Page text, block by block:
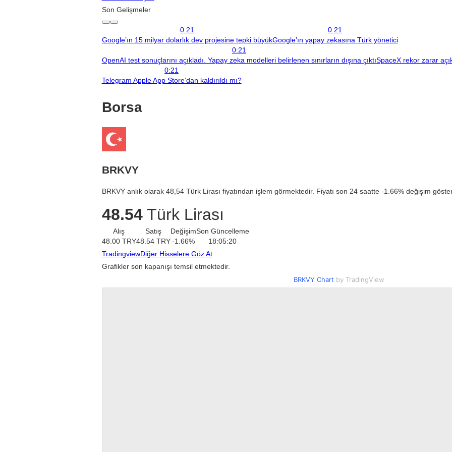
Son Gelişmeler
0:21
Google’ın 15 milyar dolarlık dev projesine tepki büyük
0:21
Google’ın yapay zekasına Türk yönetici
0:21
OpenAI test sonuçlarını açıkladı. Yapay zeka modelleri belirlenen sınırların dışına çıktıSpaceX rekor zarar
0:21
Telegram Apple App Store’dan kaldırıldı mı?
Borsa
BRKVY
BRKVY anlık olarak 48,54 Türk Lirası fiyatından işlem görmektedir. Fiyatı son 24 saatte -1.66% değişim
48.54Türk Lirası
Alış
48.00 TRY
Satış
48.54 TRY
Değişim
-1.66%
Son Güncelleme
18:05:20
TradingviewDiğer Hisselere Göz At
Grafikler son kapanışı temsil etmektedir.
BRKVY Chart by TradingView